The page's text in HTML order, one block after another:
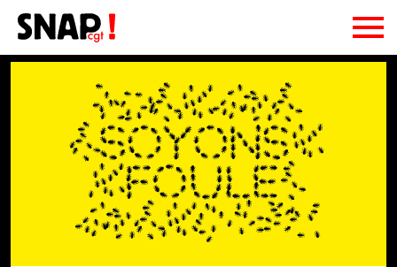
Le SNAP CGT
le SNAP CGT, c'est quoi ?
On fait quoi ?
La CE et le Bureau
Syndi-quoi ?
Adhésion
Ressources
Publications
Podcasts
Newsletter